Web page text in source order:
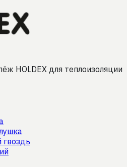
HOLDEX для теплоизоляции
гвоздь